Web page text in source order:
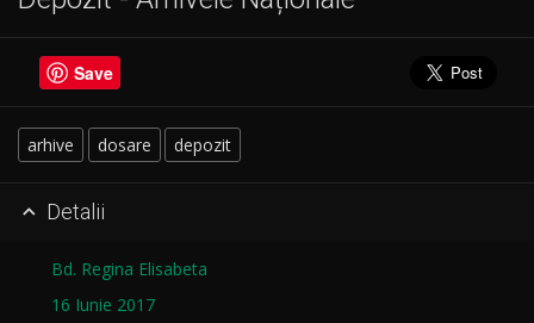
Save
arhive dosare depozit
 Detalii
Bd. Regina Elisabeta
16 Iunie 2017